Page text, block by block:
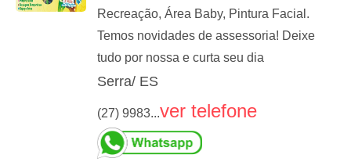
Recreação, Área Baby, Pintura Facial.
Temos novidades de assessoria! Deixe
tudo por nossa e curta seu dia
Serra/ ES
(27) 9983...ver telefone